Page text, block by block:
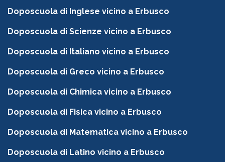
Doposcuola di Inglese vicino a Erbusco
Doposcuola di Scienze vicino a Erbusco
Doposcuola di Italiano vicino a Erbusco
Doposcuola di Greco vicino a Erbusco
Doposcuola di Chimica vicino a Erbusco
Doposcuola di Fisica vicino a Erbusco
Doposcuola di Matematica vicino a Erbusco
Doposcuola di Latino vicino a Erbusco